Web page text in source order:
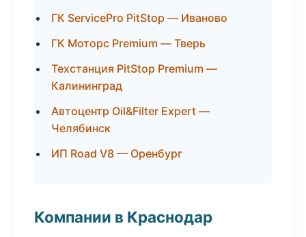
ГК ServicePro PitStop — Иваново
ГК Моторс Premium — Тверь
Техстанция PitStop Premium —
Калининград
Автоцентр Oil&Filter Expert —
Челябинск
ИП Road V8 — Оренбург
Компании в Краснодар